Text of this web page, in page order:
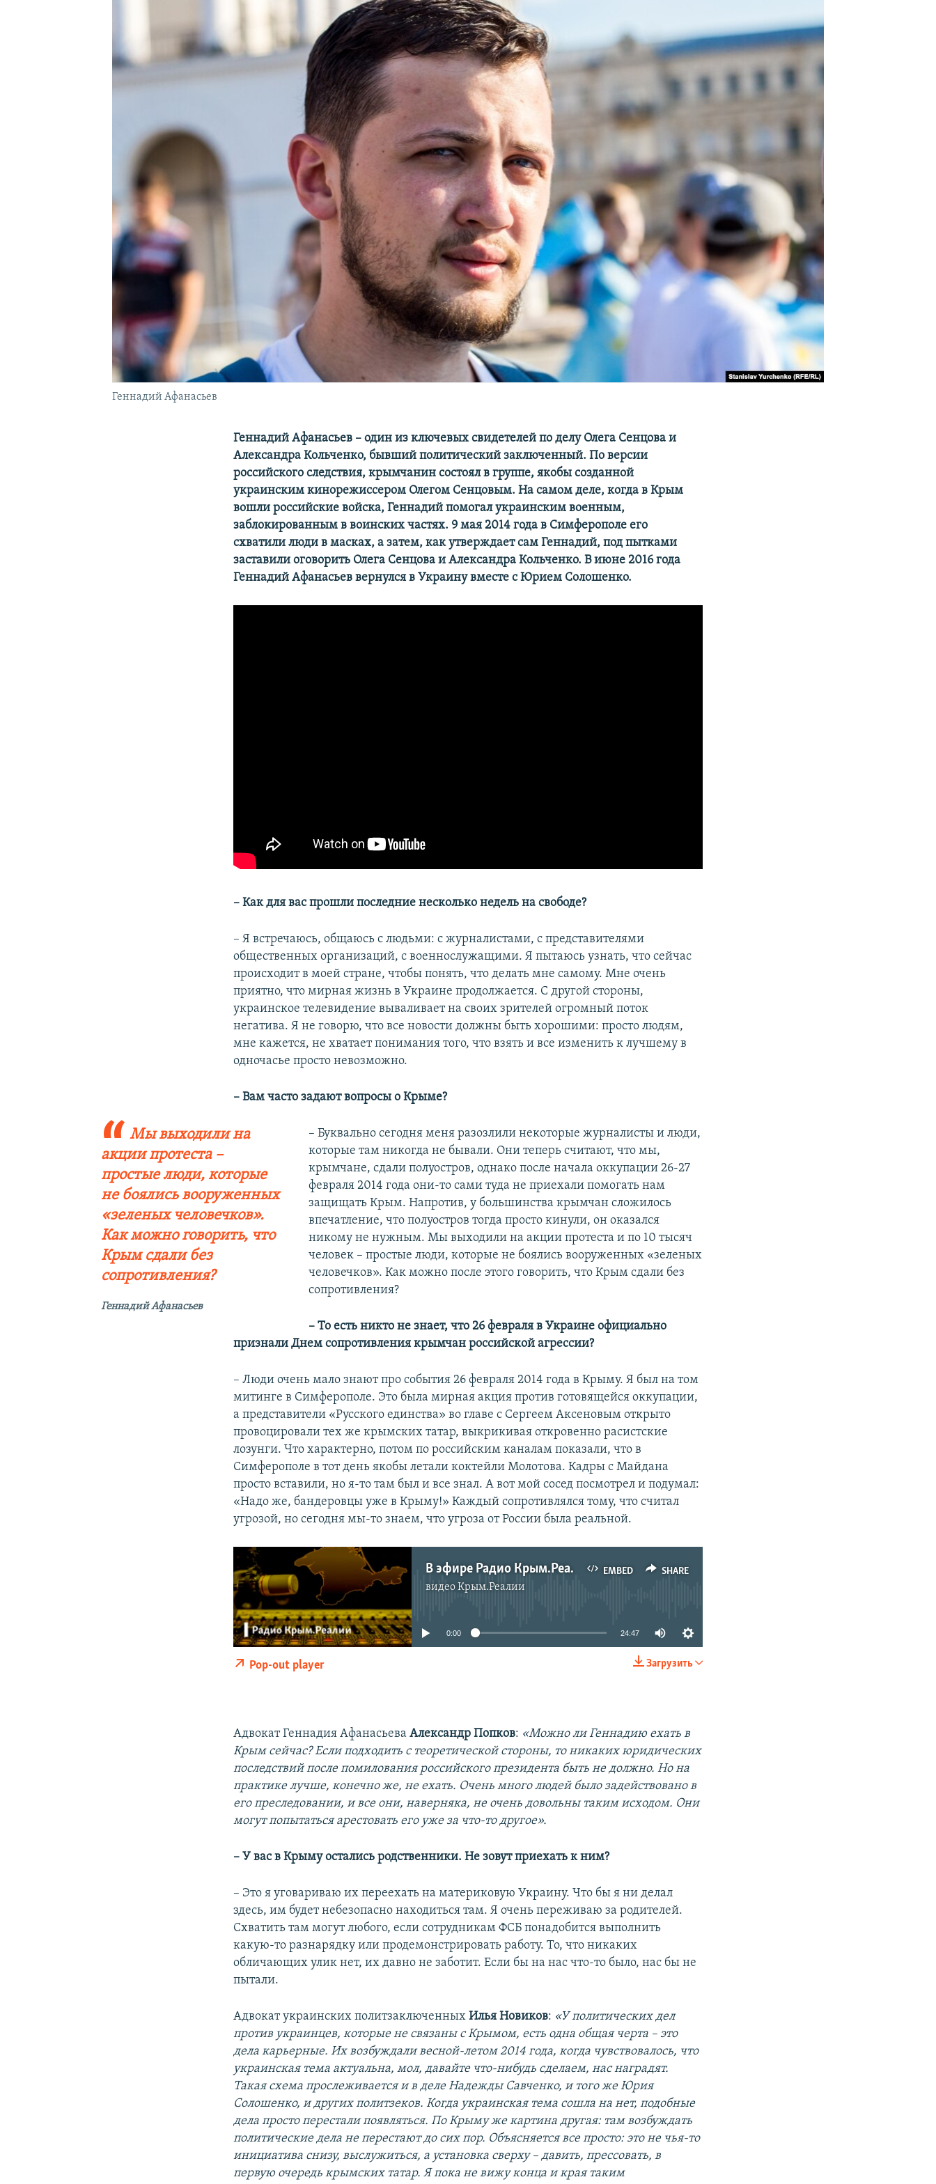
Геннадий Афанасьев
Геннадий Афанасьев – один из ключевых свидетелей по делу Олега Сенцова и
Александра Кольченко, бывший политический заключенный. По версии
российского следствия, крымчанин состоял в группе, якобы созданной
украинским кинорежиссером Олегом Сенцовым. На самом деле, когда в Крым
вошли российские войска, Геннадий помогал украинским военным,
заблокированным в воинских частях. 9 мая 2014 года в Симферополе его
схватили люди в масках, а затем, как утверждает сам Геннадий, под пытками
заставили оговорить Олега Сенцова и Александра Кольченко. В июне 2016 года
Геннадий Афанасьев вернулся в Украину вместе с Юрием Солошенко.
– Как для вас прошли последние несколько недель на свободе?
– Я встречаюсь, общаюсь с людьми: с журналистами, с представителями
общественных организаций, с военнослужащими. Я пытаюсь узнать, что сейчас
происходит в моей стране, чтобы понять, что делать мне самому. Мне очень
приятно, что мирная жизнь в Украине продолжается. С другой стороны,
украинское телевидение вываливает на своих зрителей огромный поток
негатива. Я не говорю, что все новости должны быть хорошими: просто людям,
мне кажется, не хватает понимания того, что взять и все изменить к лучшему в
одночасье просто невозможно.
– Вам часто задают вопросы о Крыме?
Мы выходили на
акции протеста –
простые люди, которые
не боялись вооруженных
«зеленых человечков».
Как можно говорить, что
Крым сдали без
сопротивления?
Геннадий Афанасьев
– Буквально сегодня меня разозлили некоторые журналисты и люди,
которые там никогда не бывали. Они теперь считают, что мы,
крымчане, сдали полуостров, однако после начала оккупации 26-27
февраля 2014 года они-то сами туда не приехали помогать нам
защищать Крым. Напротив, у большинства крымчан сложилось
впечатление, что полуостров тогда просто кинули, он оказался
никому не нужным. Мы выходили на акции протеста и по 10 тысяч
человек – простые люди, которые не боялись вооруженных «зеленых
человечков». Как можно после этого говорить, что Крым сдали без
сопротивления?
– То есть никто не знает, что 26 февраля в Украине официально
признали Днем сопротивления крымчан российской агрессии?
– Люди очень мало знают про события 26 февраля 2014 года в Крыму. Я был на том
митинге в Симферополе. Это была мирная акция против готовящейся оккупации,
а представители «Русского единства» во главе с Сергеем Аксеновым открыто
провоцировали тех же крымских татар, выкрикивая откровенно расистские
лозунги. Что характерно, потом по российским каналам показали, что в
Симферополе в тот день якобы летали коктейли Молотова. Кадры с Майдана
просто вставили, но я-то там был и все знал. А вот мой сосед посмотрел и подумал:
«Надо же, бандеровцы уже в Крыму!» Каждый сопротивлялся тому, что считал
угрозой, но сегодня мы-то знаем, что угроза от России была реальной.
EMBED SHARE
В эфире Радио Крым.Реалии интервью с Геннадием Афанасьевым
видеоКрым.Реалии
SHARE
No media source currently available
0:00 24:47
Загрузить
Pop-out player
Адвокат Геннадия АфанасьеваАлександр Попков: «Можно ли Геннадию ехать в
Крым сейчас? Если подходить с теоретической стороны, то никаких юридических
последствий после помилования российского президента быть не должно. Но на
практике лучше, конечно же, не ехать. Очень много людей было задействовано в
его преследовании, и все они, наверняка, не очень довольны таким исходом. Они
могут попытаться арестовать его уже за что-то другое».
– У вас в Крыму остались родственники. Не зовут приехать к ним?
– Это я уговариваю их переехать на материковую Украину. Что бы я ни делал
здесь, им будет небезопасно находиться там. Я очень переживаю за родителей.
Схватить там могут любого, если сотрудникам ФСБ понадобится выполнить
какую-то разнарядку или продемонстрировать работу. То, что никаких
обличающих улик нет, их давно не заботит. Если бы на нас что-то было, нас бы не
пытали.
Адвокат украинских политзаключенныхИлья Новиков: «У политических дел
против украинцев, которые не связаны с Крымом, есть одна общая черта – это
дела карьерные. Их возбуждали весной-летом 2014 года, когда чувствовалось, что
украинская тема актуальна, мол, давайте что-нибудь сделаем, нас наградят.
Такая схема прослеживается и в деле Надежды Савченко, и того же Юрия
Солошенко, и других политзеков. Когда украинская тема сошла на нет, подобные
дела просто перестали появляться. По Крыму же картина другая: там возбуждать
политические дела не перестают до сих пор. Объясняется все просто: это не чья-то
инициатива снизу, выслужиться, а установка сверху – давить, прессовать, в
первую очередь крымских татар. Я пока не вижу конца и края таким